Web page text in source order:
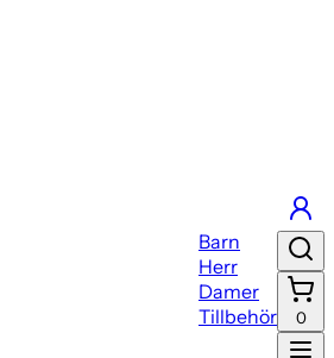
Barn
Herr
Damer
Tillbehör
0